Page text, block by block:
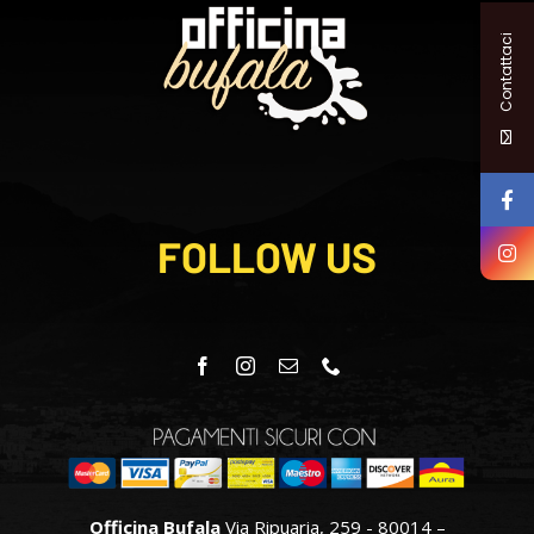
FOLLOW US
Officina BufalaVia Ripuaria, 259 - 80014 –
Contattaci